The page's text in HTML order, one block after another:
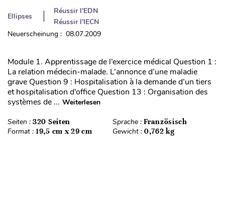
Ellipses
Réussir l'EDN
Réussir l'IECN
Neuerscheinung : 08.07.2009
Module 1. Apprentissage de l’exercice médical Question 1 :
La relation médecin-malade. L’annonce d’une maladie
grave Question 9 : Hospitalisation à la demande d’un tiers
et hospitalisation d’office Question 13 : Organisation des
systèmes de ... Weiterlesen
Seiten : 320 Seiten Sprache : Französisch
Format : 19,5 cm x 29 cm Gewicht : 0,762 kg